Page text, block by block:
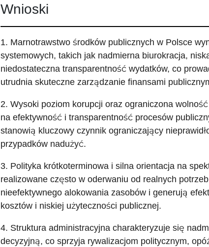
Wnioski
1. Marnotrawstwo środków publicznych w Polsce
systemowych, takich jak nadmierna biurokracja,
niedostateczna transparentność wydatków, co
utrudnia skuteczne zarządzanie finansami
2. Wysoki poziom korupcji oraz ograniczona
na efektywność i transparentność procesów
stanowią kluczowy czynnik ograniczający
przypadków nadużyć.
3. Polityka krótkoterminowa i silna orientacja na
realizowane często w oderwaniu od realnych
nieefektywnego alokowania zasobów i generują
kosztów i niskiej użyteczności publicznej.
4. Struktura administracyjna charakteryzuje się
decyzyjną, co sprzyja rywalizacjom politycznym,